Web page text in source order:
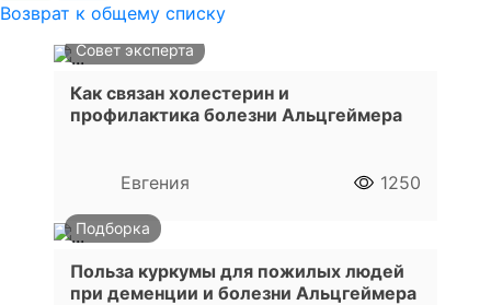
Возврат к общему списку
Совет эксперта
Как связан холестерин и
профилактика болезни Альцгеймера
Евгения 1250
Подборка
Польза куркумы для пожилых людей
при деменции и болезни Альцгеймера